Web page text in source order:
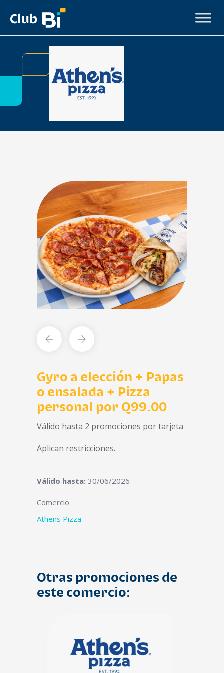
Gyro a elección + Papas
o ensalada + Pizza
personal por Q99.00
Válido hasta 2 promociones por tarjeta
Aplican restricciones.
Válido hasta: 30/06/2026
Comercio
Athens Pizza
Otras promociones de
este comercio: